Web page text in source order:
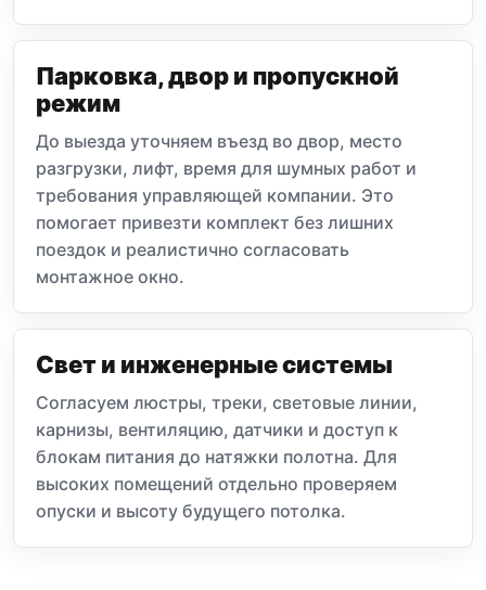
Парковка, двор и пропускной
режим
До выезда уточняем въезд во двор, место
разгрузки, лифт, время для шумных работ и
требования управляющей компании. Это
помогает привезти комплект без лишних
поездок и реалистично согласовать
монтажное окно.
Свет и инженерные системы
Согласуем люстры, треки, световые линии,
карнизы, вентиляцию, датчики и доступ к
блокам питания до натяжки полотна. Для
высоких помещений отдельно проверяем
опуски и высоту будущего потолка.